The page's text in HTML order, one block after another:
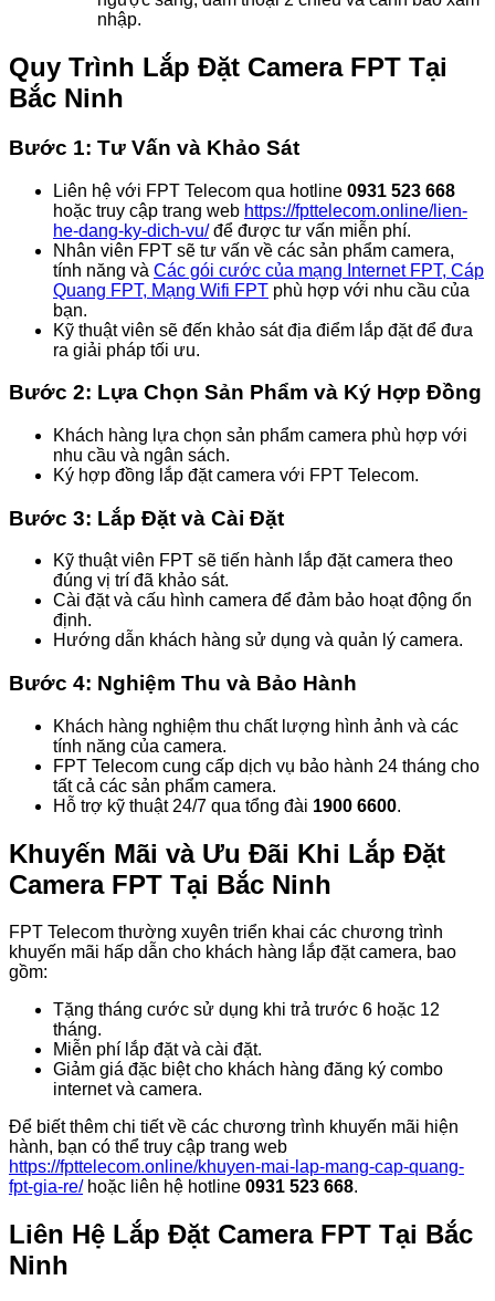
nhập.
Quy Trình Lắp Đặt Camera FPT Tại
Bắc Ninh
Bước 1: Tư Vấn và Khảo Sát
Liên hệ với FPT Telecom qua hotline 0931 523 668
hoặc truy cập trang web https://fpttelecom.online/lien-
he-dang-ky-dich-vu/để được tư vấn miễn phí.
Nhân viên FPT sẽ tư vấn về các sản phẩm camera,
tính năng và Các gói cước của mạng Internet FPT, Cáp
Quang FPT, Mạng Wifi FPT phù hợp với nhu cầu của
bạn.
Kỹ thuật viên sẽ đến khảo sát địa điểm lắp đặt để đưa
ra giải pháp tối ưu.
Bước 2: Lựa Chọn Sản Phẩm và Ký Hợp Đồng
Khách hàng lựa chọn sản phẩm camera phù hợp với
nhu cầu và ngân sách.
Ký hợp đồng lắp đặt camera với FPT Telecom.
Bước 3: Lắp Đặt và Cài Đặt
Kỹ thuật viên FPT sẽ tiến hành lắp đặt camera theo
đúng vị trí đã khảo sát.
Cài đặt và cấu hình camera để đảm bảo hoạt động ổn
định.
Hướng dẫn khách hàng sử dụng và quản lý camera.
Bước 4: Nghiệm Thu và Bảo Hành
Khách hàng nghiệm thu chất lượng hình ảnh và các
tính năng của camera.
FPT Telecom cung cấp dịch vụ bảo hành 24 tháng cho
tất cả các sản phẩm camera.
Hỗ trợ kỹ thuật 24/7 qua tổng đài 1900 6600.
Khuyến Mãi và Ưu Đãi Khi Lắp Đặt
Camera FPT Tại Bắc Ninh
FPT Telecom thường xuyên triển khai các chương trình
khuyến mãi hấp dẫn cho khách hàng lắp đặt camera, bao
gồm:
Tặng tháng cước sử dụng khi trả trước 6 hoặc 12
tháng.
Miễn phí lắp đặt và cài đặt.
Giảm giá đặc biệt cho khách hàng đăng ký combo
internet và camera.
Để biết thêm chi tiết về các chương trình khuyến mãi hiện
hành, bạn có thể truy cập trang web
https://fpttelecom.online/khuyen-mai-lap-mang-cap-quang-
fpt-gia-re/hoặc liên hệ hotline 0931 523 668.
Liên Hệ Lắp Đặt Camera FPT Tại Bắc
Ninh